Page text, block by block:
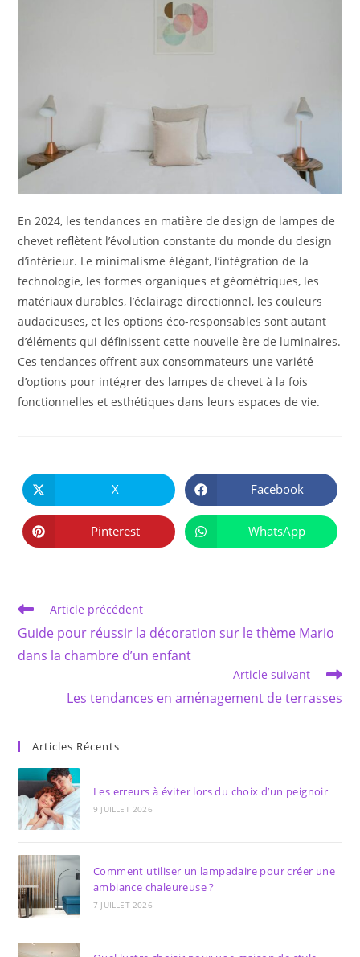
En 2024, les tendances en matière de design de lampes de
chevet reflètent l’évolution constante du monde du design
d’intérieur. Le minimalisme élégant, l’intégration de la
technologie, les formes organiques et géométriques, les
matériaux durables, l’éclairage directionnel, les couleurs
audacieuses, et les options éco-responsables sont autant
d’éléments qui définissent cette nouvelle ère de luminaires.
Ces tendances offrent aux consommateurs une variété
d’options pour intégrer des lampes de chevet à la fois
fonctionnelles et esthétiques dans leurs espaces de vie.
CE
CONTENU
Ouvrir
dans
une
autre
fenêtre
X Ouvrir
dans
une
autre
fenêtre
Facebook
Ouvrir
dans
Pinterest Ouvrir
dans
WhatsApp
Read
articles
Article précédent
Guide pour réussir la décoration sur le thème Mario
dans la chambre d’un enfant
Article suivant
Les tendances en aménagement de terrasses
Articles Récents
Les erreurs à éviter lors du choix d’un peignoir
9 JUILLET 2026
Comment utiliser un lampadaire pour créer une
ambiance chaleureuse ?
7 JUILLET 2026